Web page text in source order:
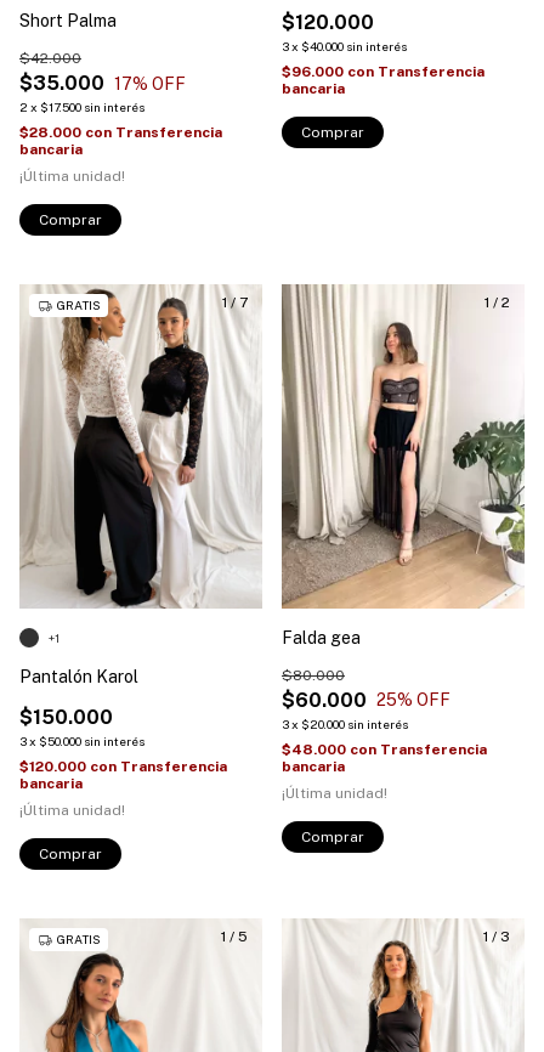
Short Palma
$35.000
$42.000
17% OFF
2 x $17.500 sin interés
$28.000 con Transferencia
bancaria
¡Última unidad!
Comprar
$120.000
3x $40.000 sin interés
$96.000 con Transferencia
bancaria
Comprar
1/7
GRATIS
Pantalón Karol
$150.000
3x $50.000 sin interés
$120.000 con Transferencia
bancaria
¡Última unidad!
+1
Comprar
1 / 2
Falda gea
$60.000
$80.000
25% OFF
3x $20.000 sin interés
$48.000 con Transferencia
bancaria
¡Última unidad!
Comprar
1 / 5
GRATIS 1 / 3